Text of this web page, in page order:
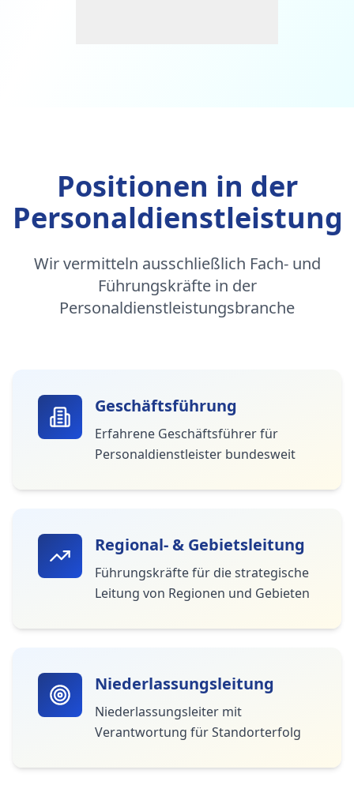
Positionen in der
Personaldienstleistung
Wir vermitteln ausschließlich Fach- und
Führungskräfte in der
Personaldienstleistungsbranche
Geschäftsführung
Erfahrene Geschäftsführer für
Personaldienstleister bundesweit
Regional- & Gebietsleitung
Führungskräfte für die strategische
Leitung von Regionen und Gebieten
Niederlassungsleitung
Niederlassungsleiter mit
Verantwortung für Standorterfolg